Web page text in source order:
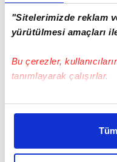
"Sitelerimizde reklam
yürütülmesi amaçları
Bu çerezler,
tanımlayarak çalışırlar.
Bu çerezlere izin
daha iyi reklam
amacımızın size daha